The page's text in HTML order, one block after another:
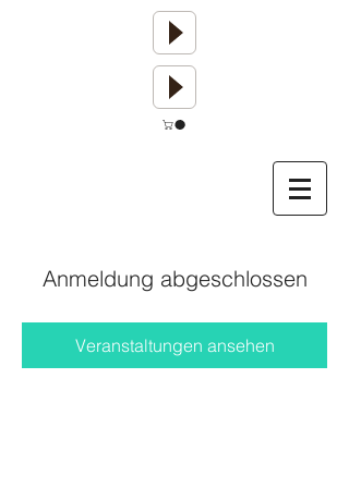
Anmeldung abgeschlossen
Veranstaltungen ansehen